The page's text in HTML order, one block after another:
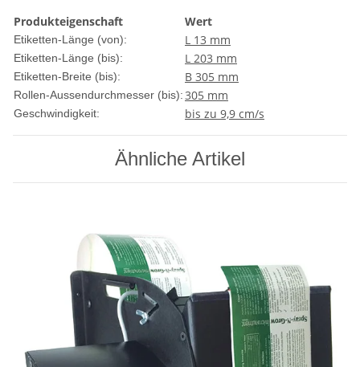
Produkteigenschaft
Wert
Etiketten-Länge (von): L 13 mm
Etiketten-Länge (bis): L 203 mm
Etiketten-Breite (bis): B 305 mm
Rollen-Aussendurchmesser (bis):305 mm
Geschwindigkeit: bis zu 9,9 cm/s
Ähnliche Artikel